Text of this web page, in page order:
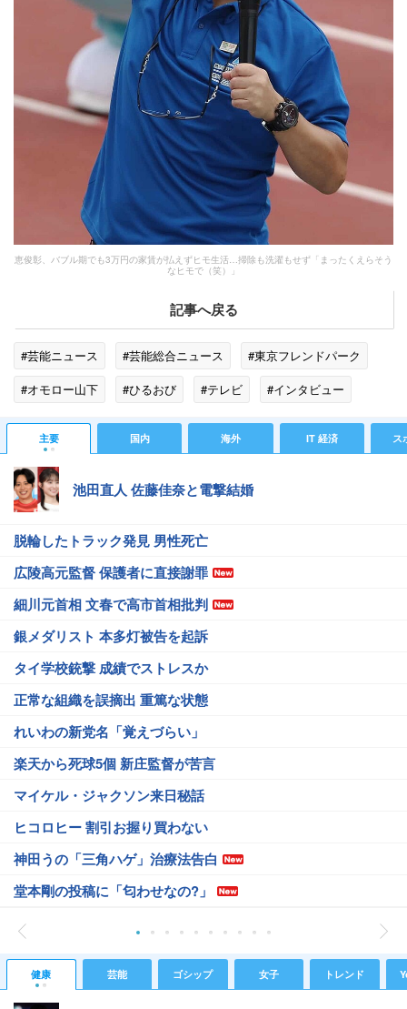
恵俊彰、バブル期でも3万円の家賃が払えずヒモ生活…掃除も洗濯もせず「まったくえらそう
なヒモで（笑）」
記事へ戻る
#芸能ニュース #芸能総合ニュース
#東京フレンドパーク
#オモロー山下
#ひるおび #テレビ
#インタビュー
#掃除
#家事 #結婚 #人生
#下北沢
#ホンジャマカ
#インサイト #家賃
#ジャリズム
#時事通信
主要 国内 海外 IT 経済 ス
池田直人 佐藤佳奈と電撃結婚
脱輪したトラック発見 男性死亡
広陵高元監督 保護者に直接謝罪
細川元首相 文春で高市首相批判
銀メダリスト 本多灯被告を起訴
タイ学校銃撃 成績でストレスか
正常な組織を誤摘出 重篤な状態
れいわの新党名「覚えづらい」
楽天から死球5個 新庄監督が苦言
マイケル・ジャクソン来日秘話
ヒコロヒー 割引お握り買わない
神田うの「三角ハゲ」治療法告白
堂本剛の投稿に「匂わせなの?」
健康 芸能 ゴシップ 女子 トレンド